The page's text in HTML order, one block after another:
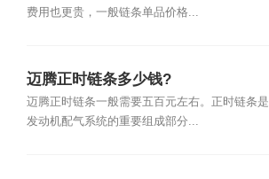
费用也更贵，一般链条单品价格...
迈腾正时链条多少钱?
迈腾正时链条一般需要五百元左右。正时链条是
发动机配气系统的重要组成部分...